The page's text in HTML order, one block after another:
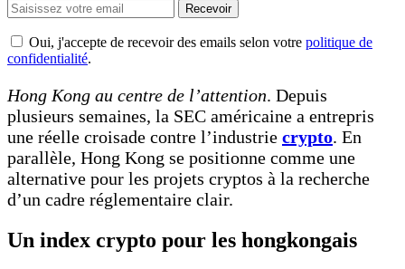
Recevoir
Oui, j'accepte de recevoir des emails selon votre politique de
confidentialité.
Hong Kong au centre de l’attention. Depuis
plusieurs semaines, la SEC américaine a entrepris
une réelle croisade contre l’industrie crypto. En
parallèle, Hong Kong se positionne comme une
alternative pour les projets cryptos à la recherche
d’un cadre réglementaire clair.
Un index crypto pour les hongkongais